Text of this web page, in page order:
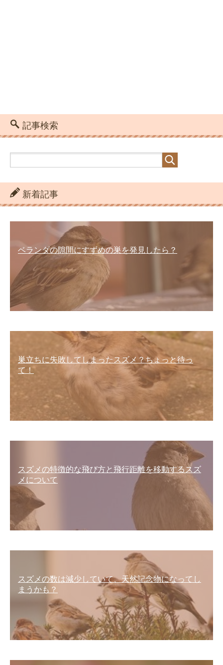
記事検索
新着記事
ベランダの隙間にすずめの巣を発見したら？
巣立ちに失敗してしまったスズメ？ちょっと待っ
て！
スズメの特徴的な飛び方と飛行距離を移動するスズ
メについて
スズメの数は減少していて、天然記念物になってし
まうかも？